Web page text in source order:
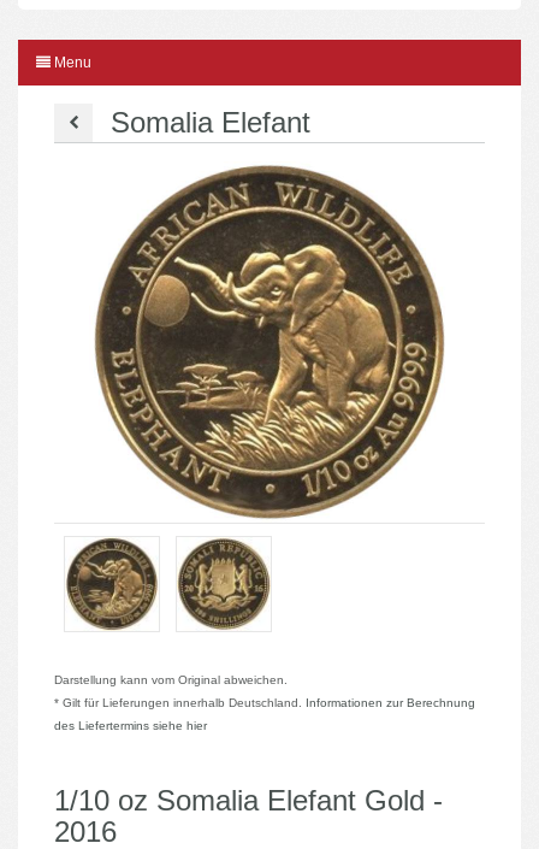
Menu
Somalia Elefant
Darstellung kann vom Original abweichen.
* Gilt für Lieferungen innerhalb Deutschland. Informationen zur Berechnung
des Liefertermins siehe hier
1/10 oz Somalia Elefant Gold -
2016